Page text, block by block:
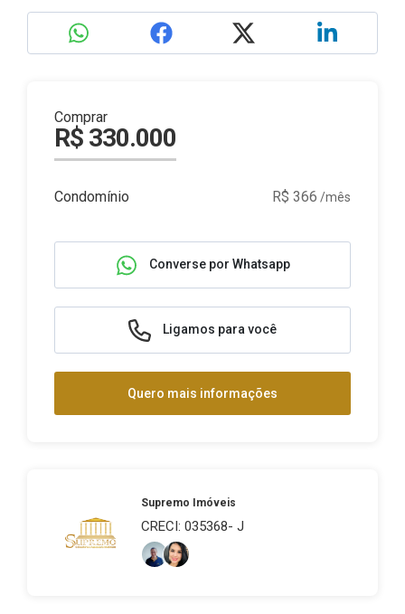
Comprar
R$ 330.000
Condomínio R$ 366 /mês
Converse por Whatsapp
Ligamos para você
Quero mais informações
Supremo Imóveis
CRECI: 035368- J